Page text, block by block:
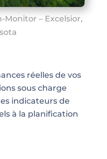
Monitor – Excelsior,
réelles de vos
sous charge
indicateurs de
à la planification